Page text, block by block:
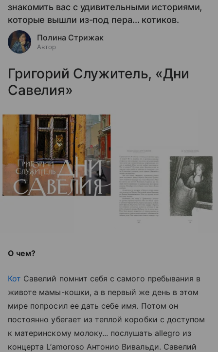
знакомить вас с удивительными историями,
которые вышли из-под пера... котиков.
Полина Стрижак
Автор
Григорий Служитель, «Дни
Савелия»
О чем?
Кот Савелий помнит себя с самого пребывания в
животе мамы-кошки, а в первый же день в этом
мире попросил ее дать себе имя. Потом он
постоянно убегает из теплой коробки с доступом
к материнскому молоку... послушать allegro из
концерта L’amoroso Антонио Вивальди. Савелий